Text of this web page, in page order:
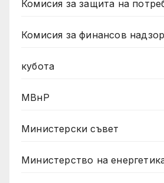
Комисия за защита на
Комисия за финансов надзор
кубота
МВнР
Министерски съвет
Министерство на